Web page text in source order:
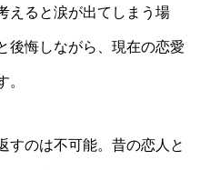
えると涙が出てしまう場
後悔しながら、現在の恋愛
。
すのは不可能。昔の恋人と